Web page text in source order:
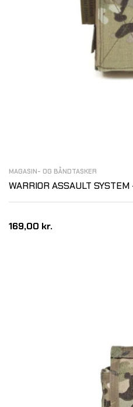
MAGASIN- OG BÅNDTASKER
WARRIOR ASSAULT
Multicam
169,00 kr.